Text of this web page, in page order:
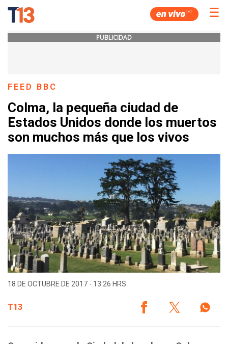
☰
PUBLICIDAD
FEED BBC
Colma, la pequeña ciudad de
Estados Unidos donde los muertos
son muchos más que los vivos
18 DE OCTUBRE DE 2017 - 13:26 HRS.
T13